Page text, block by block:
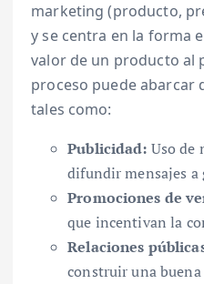
marketing (producto,
y se centra en la forma
valor de un producto al
proceso puede abarcar
tales como:
Publicidad: Uso de
difundir mensajes a
Promociones de
que incentivan la
Relaciones
construir una